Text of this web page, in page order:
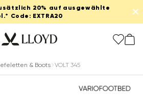
20% auf ausgewählte
Code: EXTRA20
✕
& Boots VOLT 345